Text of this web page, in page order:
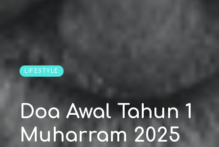
LIFESTYLE
Doa Awal Tahun 1
Muharram 2025